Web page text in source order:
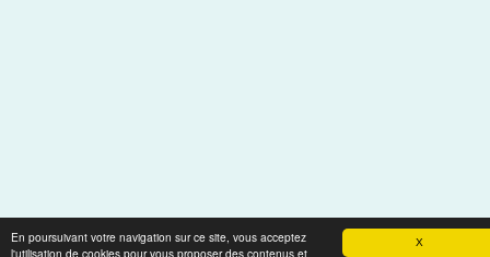
X
En poursuivant votre navigation sur ce site, vous acceptez
l'utilisation de cookies pour vous proposer des contenus et